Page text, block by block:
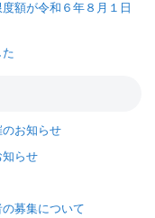
額が令和６年８月１日
のお知らせ
知らせ
募集について